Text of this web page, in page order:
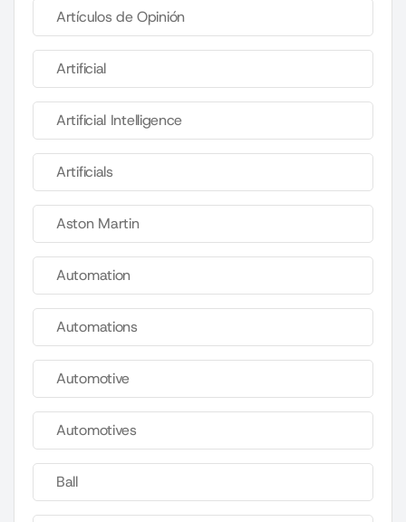
Artículos de Opinión
Artificial
Artificial Intelligence
Artificials
Aston Martin
Automation
Automations
Automotive
Automotives
Ball